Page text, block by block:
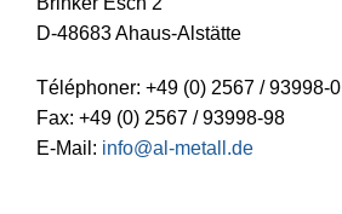
D-48683 Ahaus-Alstätte
Téléphoner: +49 (0) 2567 / 93998-0
Fax: +49 (0) 2567 / 93998-98
E-Mail: info@al-metall.de